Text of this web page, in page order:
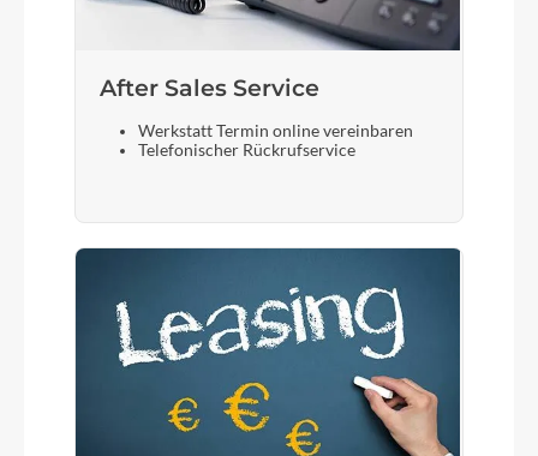
After Sales Service
Werkstatt Termin online vereinbaren
Telefonischer Rückrufservice